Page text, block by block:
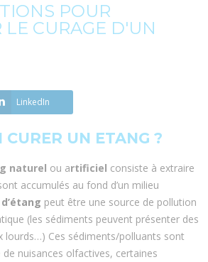
POUR
LE CURAGE D'UN
LinkedIn
CURER UN ETANG ?
naturel ou artificiel consiste à extraire
accumulés au fond d’un milieu
d’étang peut être une source de pollution
(les sédiments peuvent présenter des
lourds…) Ces sédiments/polluants sont
nuisances olfactives, certaines